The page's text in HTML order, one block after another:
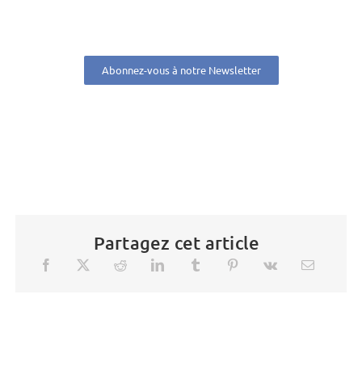
Abonnez-vous à notre Newsletter
Partagez cet article